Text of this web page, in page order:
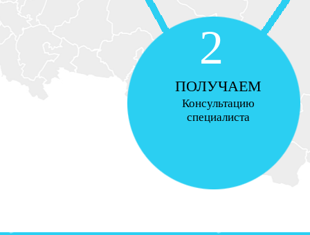
2
ПОЛУЧАЕМ
Консультацию
специалиста